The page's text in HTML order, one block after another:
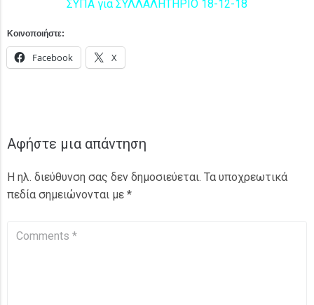
ΣΥΠΑ για ΣΥΛΛΑΛΗΤΗΡΙΟ 18-12-18
Κοινοποιήστε:
Facebook X
Αφήστε μια απάντηση
Η ηλ. διεύθυνση σας δεν δημοσιεύεται. Τα υποχρεωτικά
πεδία σημειώνονται με *